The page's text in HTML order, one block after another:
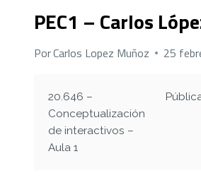
PEC1 – Carlos
PorCarlos Lopez Muñoz 25
20.646 –
Conceptualización
de interactivos –
Aula 1